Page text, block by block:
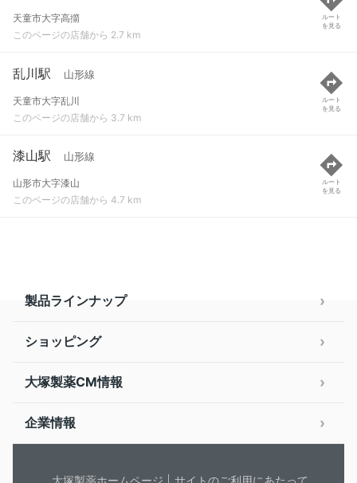
天童市大字高擶
このページの店舗から 2.7 km
ルート
を見る
乱川駅 山形線
天童市大字乱川
このページの店舗から 3.7 km
ルート
を見る
漆山駅 山形線
山形市大字漆山
このページの店舗から 4.7 km
ルート
を見る
製品ラインナップ
ショッピング
大塚製薬CM情報
企業情報